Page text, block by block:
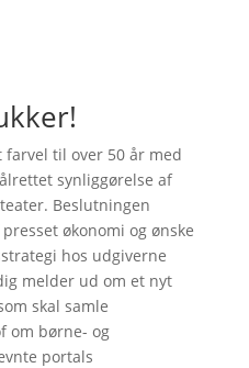
til over 50 år med
synliggørelse af
Beslutningen
økonomi og ønske
hos udgiverne
melder ud om et nyt
skal samle
om børne- og
portals